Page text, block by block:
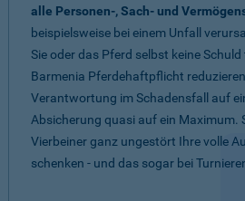
alle Personen-, Sach- und
beispielsweise bei einem Unfall
Sie oder das Pferd selbst keine
Barmenia Pferdehaftpflicht
Verantwortung im Schadensfall auf
Absicherung quasi auf ein Maximum.
Vierbeiner ganz ungestört Ihre volle
schenken - und das sogar bei